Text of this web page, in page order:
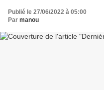
Publié le 27/06/2022 à 05:00
Par manou